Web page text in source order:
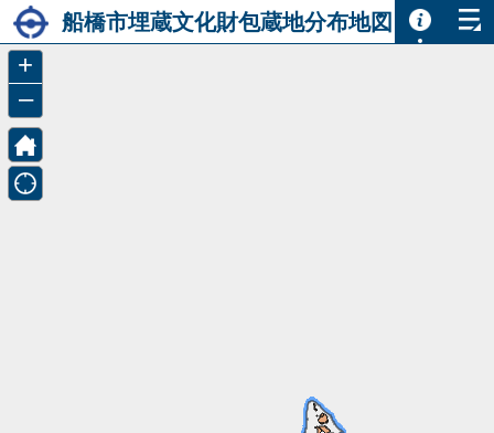
+
–
Header
Controller
船橋市埋蔵文化財包蔵地分布地図